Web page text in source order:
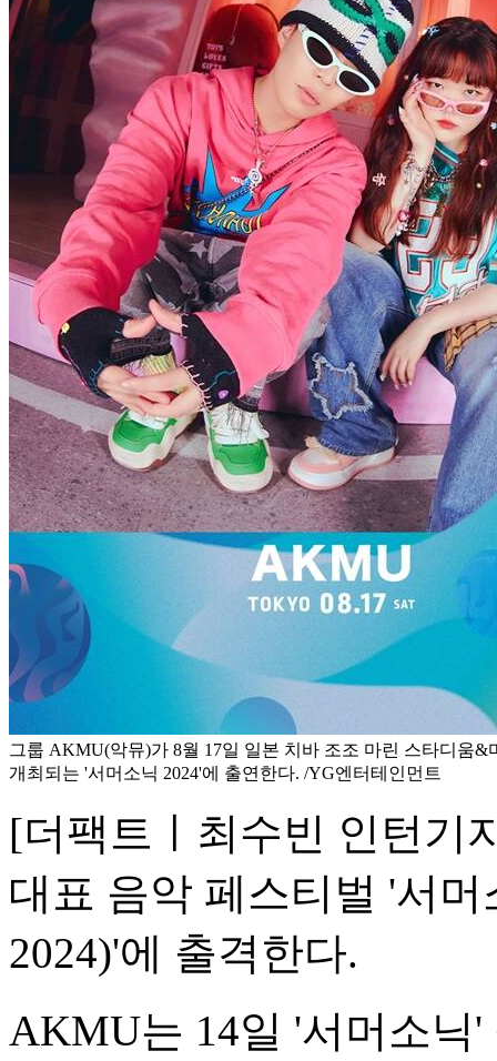
그룹 AKMU(악뮤)가 8월 17일 일본 치바 조조 마린 스타디움&
개최되는 '서머소닉 2024'에 출연한다. /YG엔터테인먼트
[더팩트ㅣ최수빈 인턴기
대표 음악 페스티벌 '서머
2024)'에 출격한다.
AKMU는 14일 '서머소닉